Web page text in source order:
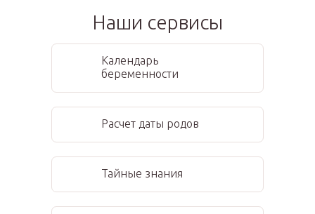
Наши сервисы
Календарь
беременности
Расчет даты родов
Тайные знания